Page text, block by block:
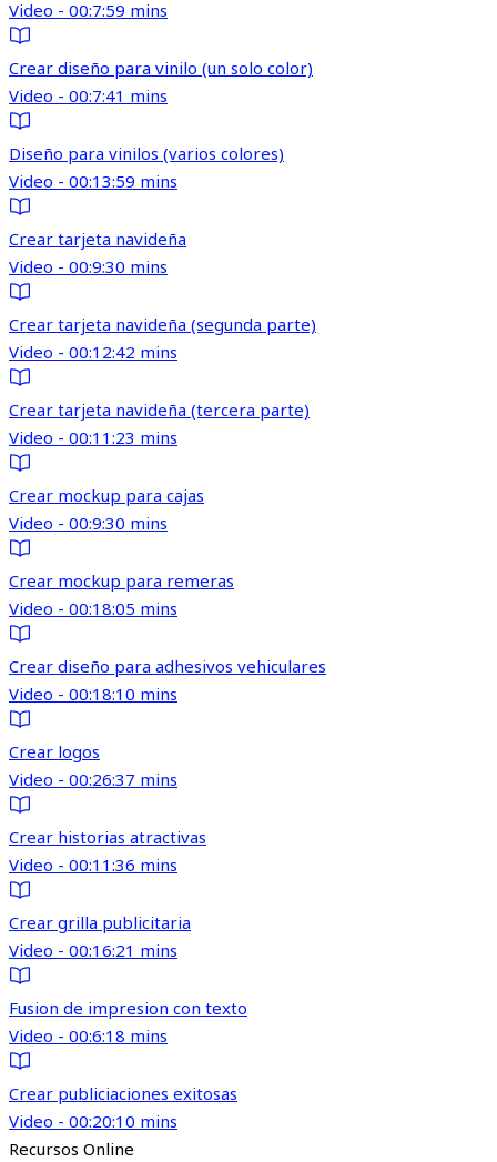
Video - 00:7:59 mins
Crear diseño para vinilo (un solo color)
Video - 00:7:41 mins
Diseño para vinilos (varios colores)
Video - 00:13:59 mins
Crear tarjeta navideña
Video - 00:9:30 mins
Crear tarjeta navideña (segunda parte)
Video - 00:12:42 mins
Crear tarjeta navideña (tercera parte)
Video - 00:11:23 mins
Crear mockup para cajas
Video - 00:9:30 mins
Crear mockup para remeras
Video - 00:18:05 mins
Crear diseño para adhesivos vehiculares
Video - 00:18:10 mins
Crear logos
Video - 00:26:37 mins
Crear historias atractivas
Video - 00:11:36 mins
Crear grilla publicitaria
Video - 00:16:21 mins
Fusion de impresion con texto
Video - 00:6:18 mins
Crear publiciaciones exitosas
Video - 00:20:10 mins
Recursos Online